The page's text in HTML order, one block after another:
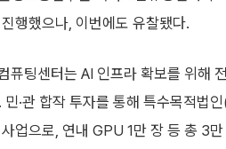
행했으나, 이번에도 유찰됐다.
퓨팅센터는 AI 인프라 확보를 위해
민·관 합작 투자를 통해 특수목적법
업으로, 연내 GPU 1만 장 등 총 3